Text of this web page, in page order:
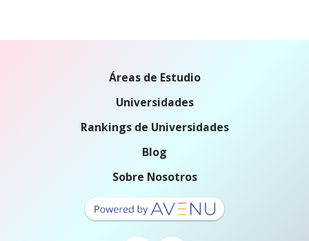
Áreas de Estudio
Universidades
Rankings de Universidades
Blog
Sobre Nosotros